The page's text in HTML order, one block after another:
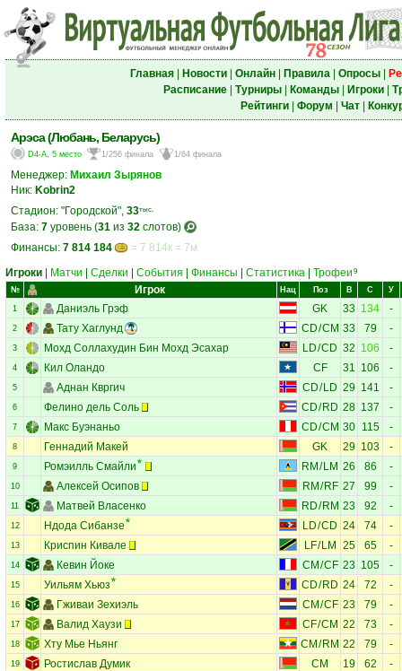
Главная| Новости| Онлайн| Правила| Опросы|
Расписание| Турниры| Команды| Игроки|
Рейтинги| Форум Чат|
Арэса (Любань, Беларусь)
D4-A, 5 место 1/256 финала 1/64 финала
Менеджер: Михаил Зырянов
Ник: Kobrin2
Стадион: "Городской", 33тыс.
База: 7 уровень (31 из 32 слотов)
Финансы: 7 814 184
= 7 814к = 7м
Игроки
Матчи Сделки События Финансы Статистика Трофеи 9
№ Игрок Нац Поз В С У
1 Даниэль Грэф GK 33 134 -
2 Тату Хаглунд CD/CM 33 79 -
3 Мохд Соллахудин Бин Мохд Эсахар LD/CD 32 106 -
4 Кил Оландо CF 31 106 -
5 Аднан Квргич CD/ LD 29 141 -
6 Фелино дель Соль CD/ RD 28 137 -
7 Макс Буэнаньо CD/CM 30 115 -
8 Геннадий Макей GK 29 103 -
9 Ромэилль Смайли RM / LM 26 86 -
10 Алексей Осипов RM /RF 27 99 -
11 Матвей Власенко RD/RM 23 92 -
12 Ндода Сибанзе LD/CD 24 74 -
13 Криспин Кивале LF/LM 25 65 -
14 Кевин Йоке CM /CF 23 105 -
15 Уильям Хьюз CD/ RD 24 72 -
16 Гживаи Зехиэль CM /CF 23 79 -
17 Валид Хаузи CF/CM 22 73 -
18 Хту Мье Ньянг CM / RM 22 79 -
19 Ростислав Думик CM 19 62 -